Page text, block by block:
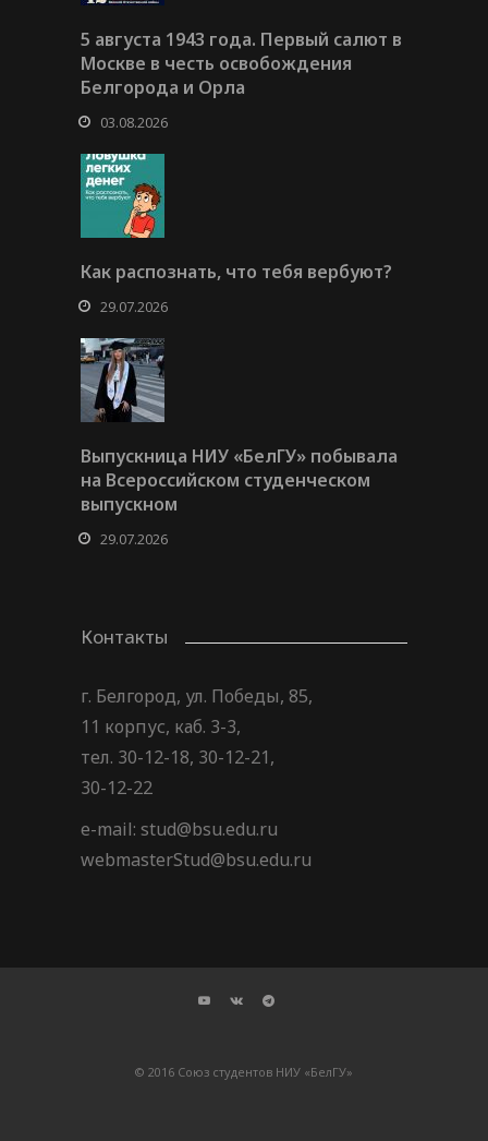
5 августа 1943 года. Первый салют в
Москве в честь освобождения
Белгорода и Орла
03.08.2026
Как распознать, что тебя вербуют?
29.07.2026
Выпускница НИУ «БелГУ» побывала
на Всероссийском студенческом
выпускном
29.07.2026
Контакты
г. Белгород, ул. Победы, 85,
11 корпус, каб. 3-3,
тел. 30-12-18, 30-12-21,
30-12-22
e-mail: stud@bsu.edu.ru
webmasterStud@bsu.edu.ru
© 2016 Союз студентов НИУ «БелГУ»